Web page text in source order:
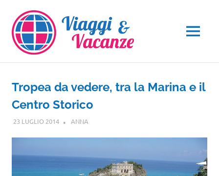
contenuto
MENU
Tropea da vedere, tra la Marina e il
Centro Storico
23 LUGLIO 2014 ANNA